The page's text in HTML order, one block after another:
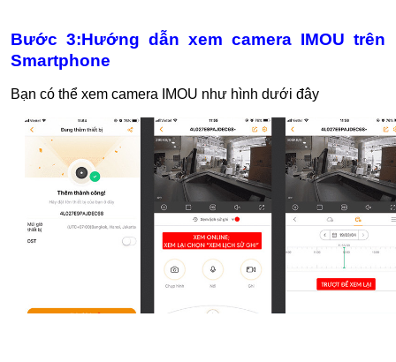
Bước 3:Hướng dẫn xem camera IMOU trên
Smartphone
Bạn có thể xem camera IMOU như hình dưới đây